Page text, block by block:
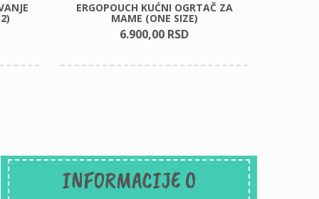
ERGOPOUCH KUĆNI OGRTAČ ZA
MAME (ONE SIZE)
6.900,00 RSD
INFORMACIJE O